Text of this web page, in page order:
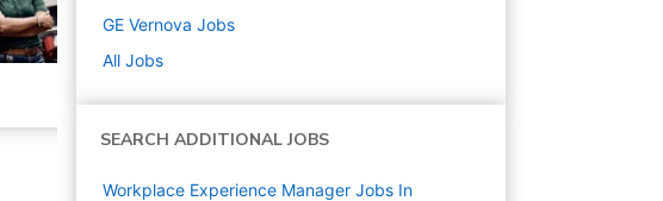
GE Vernova Jobs
All Jobs
SEARCH ADDITIONAL JOBS
Workplace Experience Manager Jobs In